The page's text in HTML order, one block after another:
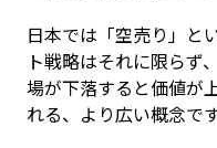
日本では「空売り」と
ト戦略はそれに限らず
場が下落すると価値が
れる、より広い概念です